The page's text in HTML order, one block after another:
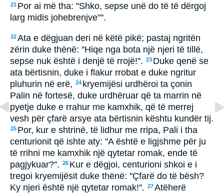
21 Por ai më tha: "Shko, sepse unë do të të dërgoj
larg midis johebrenjve"''.
22Ata e dëgjuan deri në këtë pikë; pastaj ngritën
zërin duke thënë: ''Hiqe nga bota një njeri të tillë,
sepse nuk është i denjë të rrojë!''. 23 Duke qenë se
ata bërtisnin, duke i flakur rrobat e duke ngritur
pluhurin në erë, 24 kryemijësi urdhëroi ta çonin
Palin në fortesë, duke urdhëruar që ta marrin në
pyetje duke e rrahur me kamxhik, që të merrej
vesh për çfarë arsye ata bërtisnin kështu kundër tij.
25 Por, kur e shtrinë, të lidhur me rripa, Pali i tha
centurionit që ishte aty: ''A është e ligjshme për ju
të rrihni me kamxhik një qytetar romak, ende të
pagjykuar?''. 26 Kur e dëgjoi, centurioni shkoi e i
tregoi kryemijësit duke thënë: ''Çfarë do të bësh?
Ky njeri është një qytetar romak!''. 27Atëherë